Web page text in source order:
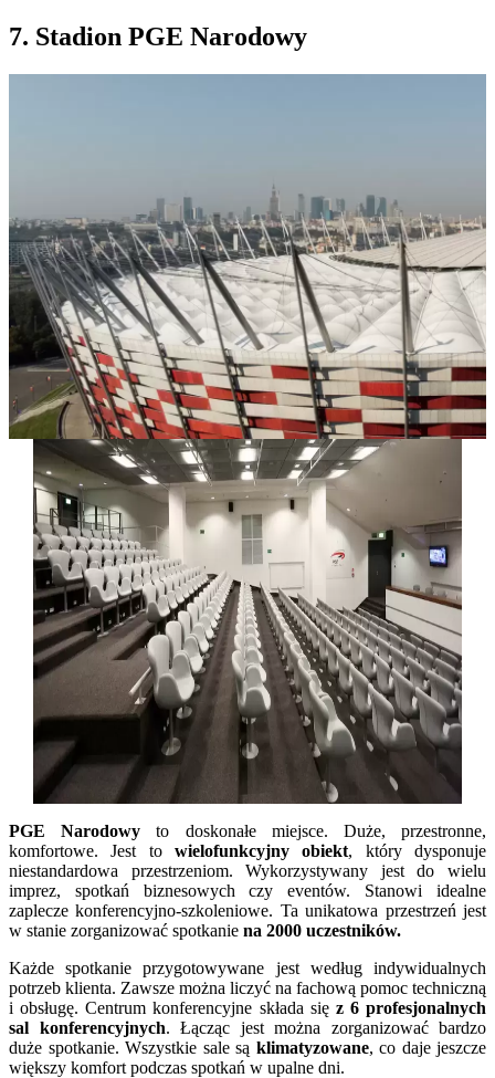
7. Stadion PGE Narodowy
PGE Narodowy to doskonałe miejsce. Duże, przestronne,
komfortowe. Jest to wielofunkcyjny obiekt, który dysponuje
niestandardowa przestrzeniom. Wykorzystywany jest do wielu
imprez, spotkań biznesowych czy eventów. Stanowi idealne
zaplecze konferencyjno-szkoleniowe. Ta unikatowa przestrzeń jest
w stanie zorganizować spotkanie na 2000 uczestników.
Każde spotkanie przygotowywane jest według indywidualnych
potrzeb klienta. Zawsze można liczyć na fachową pomoc techniczną
i obsługę. Centrum konferencyjne składa się z 6 profesjonalnych
sal konferencyjnych. Łącząc jest można zorganizować bardzo
duże spotkanie. Wszystkie sale są klimatyzowane, co daje jeszcze
większy komfort podczas spotkań w upalne dni.